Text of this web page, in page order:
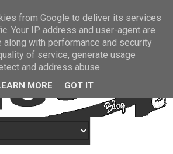
from Google to deliver its services
Your IP address and user-agent are
along with performance and security
of service, generate usage
and address abuse.
MORE GOT IT